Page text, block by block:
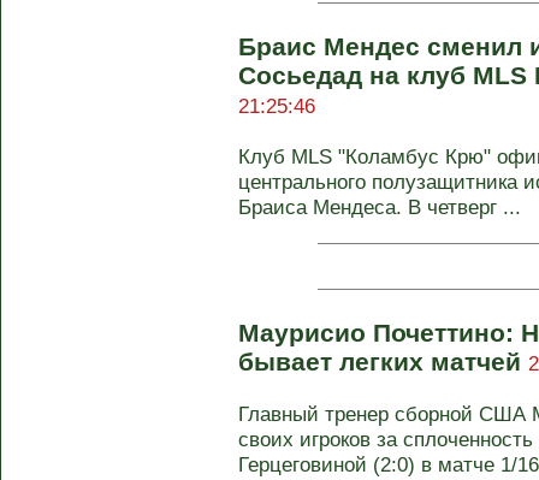
Браис Мендес сменил
Сосьедад на клуб
21:25:46
Клуб MLS "Коламбус Крю"
центрального полузащитника
Браиса Мендеса. В четверг ...
Маурисио Почеттино:
бывает легких матчей
Главный тренер сборной США
своих игроков за
Герцеговиной (2:0) в матче 1/